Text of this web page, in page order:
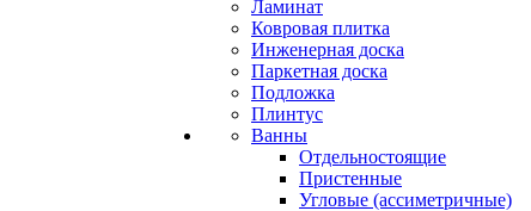
Ламинат
Ковровая плитка
Инженерная доска
Паркетная доска
Подложка
Плинтус
Ванны
Отдельностоящие
Пристенные
Угловые (ассиметричные)